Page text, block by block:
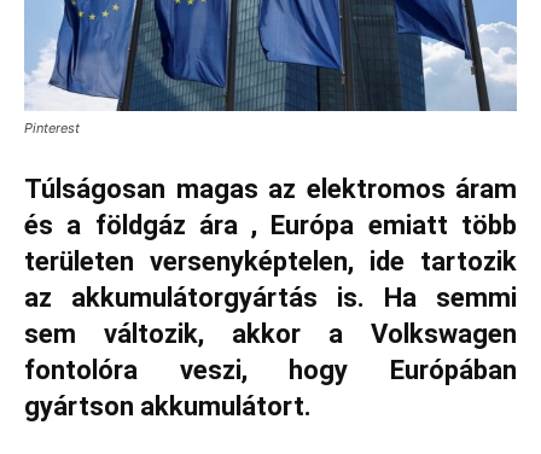
Pinterest
Túlságosan magas az elektromos áram
és a földgáz ára , Európa emiatt több
területen versenyképtelen, ide tartozik
az akkumulátorgyártás is. Ha semmi
sem változik, akkor a Volkswagen
fontolóra veszi, hogy Európában
gyártson akkumulátort.